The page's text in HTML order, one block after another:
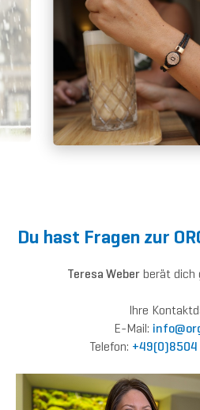
Du hast Fragen zur
Teresa Weber berät dich
Ihre
E-Mail: inf
Telefon: